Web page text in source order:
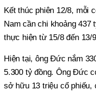
Kết thúc phiên 12/8, mỗi
Nam cần chi khoảng 437
thực hiện từ 15/8 đến 13/
Hiện tại, ông Đức nắm
5.300 tỷ đồng. Ông Đức
sở hữu 13 triệu cổ phiếu,